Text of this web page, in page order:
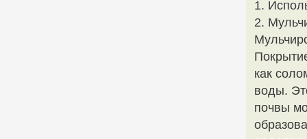
1.
2.
как
воды.
почвы